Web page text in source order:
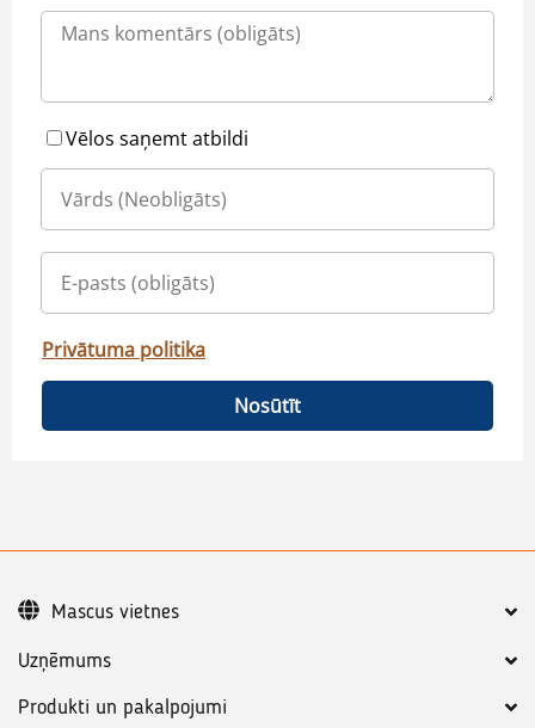
Vēlos saņemt atbildi
Privātuma politika
Nosūtīt
Uzņēmums
Produkti un pakalpojumi
Mascus vietnes